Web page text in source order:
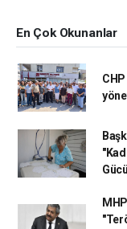
En Çok Okunanlar